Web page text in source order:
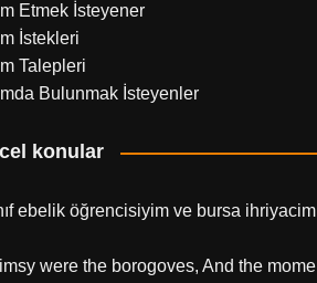
Etmek İsteyener
İstekleri
Talepleri
Bulunmak İsteyenler
konular
ebelik öğrencisiyim ve bursa ihriyacim
were the borogoves, And the mome